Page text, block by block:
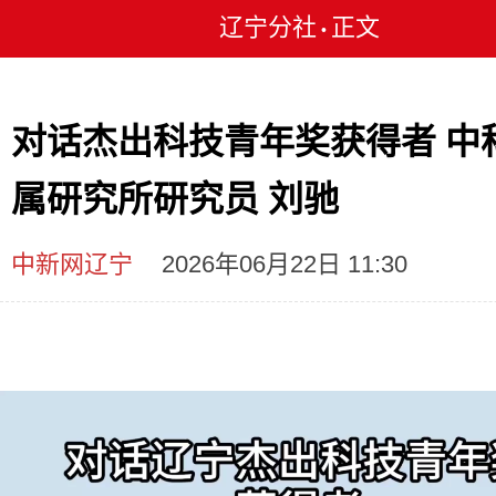
辽宁分社 • 正文
对话杰出科技青年奖获得者 中
属研究所研究员 刘驰
中新网辽宁 2026年06月22日 11:30